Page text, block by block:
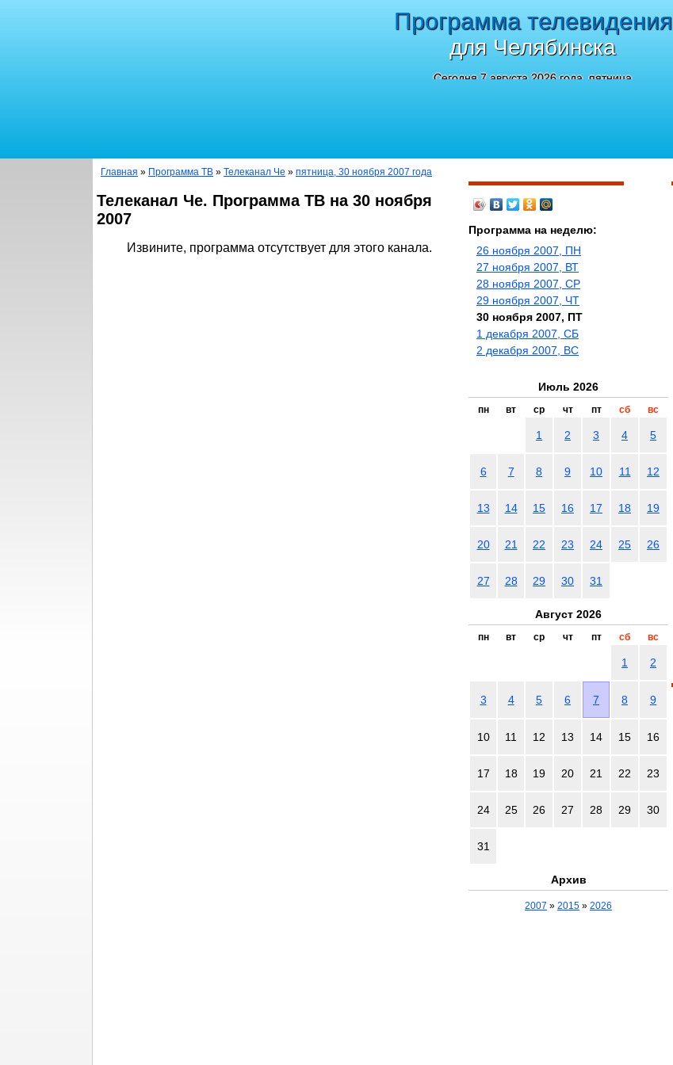
Программа телевидения
для Челябинска
Сегодня 7 августа 2026 года, пятница
Главная » Программа ТВ » Телеканал Че » пятница, 30 ноября 2007 года
Телеканал Че. Программа ТВ на 30 ноября
2007
Извините, программа отсутствует для этого канала.
Программа на неделю:
26 ноября 2007, ПН
27 ноября 2007, ВТ
28 ноября 2007, СР
29 ноября 2007, ЧТ
30 ноября 2007, ПТ
1 декабря 2007, СБ
2 декабря 2007, ВС
Июль 2026
пн вт ср чт пт сб вс
1 2 3 4 5
6 7 8 9 10 11 12
13 14 15 16 17 18 19
20 21 22 23 24 25 26
27 28 29 30 31
Август 2026
пн вт ср чт пт сб вс
1 2
3 4 5 6 7 8 9
10 11 12 13 14 15 16
17 18 19 20 21 22 23
24 25 26 27 28 29 30
31
Архив
2007 » 2015 » 2026